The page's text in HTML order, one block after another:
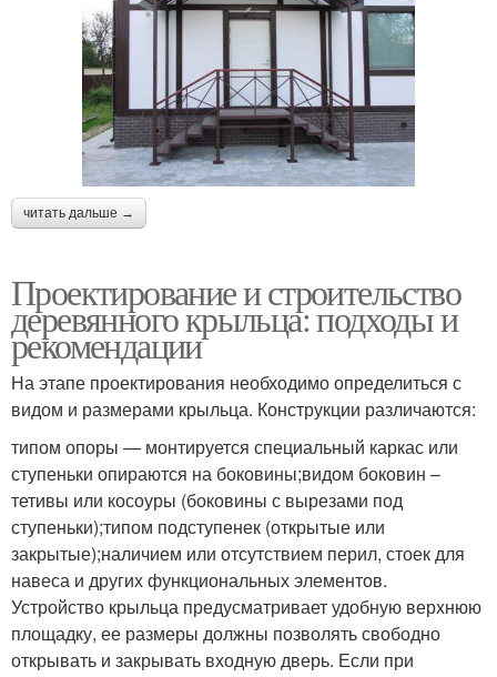
читать дальше →
Проектирование и строительство
деревянного крыльца: подходы и
рекомендации
На этапе проектирования необходимо определиться с
видом и размерами крыльца. Конструкции различаются:
типом опоры — монтируется специальный каркас или
ступеньки опираются на боковины;видом боковин –
тетивы или косоуры (боковины с вырезами под
ступеньки);типом подступенек (открытые или
закрытые);наличием или отсутствием перил, стоек для
навеса и других функциональных элементов.
Устройство крыльца предусматривает удобную верхнюю
площадку, ее размеры должны позволять свободно
открывать и закрывать входную дверь. Если при